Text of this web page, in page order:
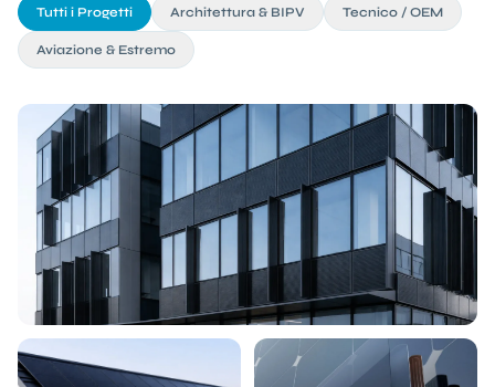
Tutti i Progetti Architettura & BIPV Tecnico / OEM
Aviazione & Estremo